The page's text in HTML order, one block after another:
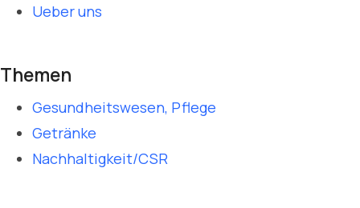
Ueber uns
Themen
Gesundheitswesen, Pflege
Getränke
Nachhaltigkeit/CSR